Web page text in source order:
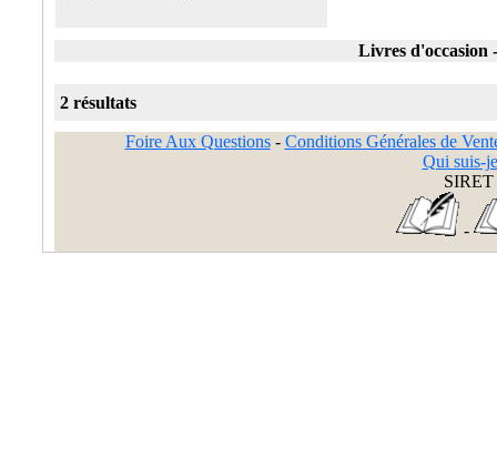
Livres d'occasion
2 résultats
Foire Aux Questions- Conditions Générales de
Qui suis-
SIRET
-